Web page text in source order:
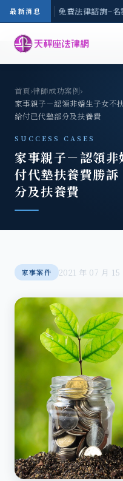
最新消息
-8/3(一) 現場免費法律諮詢~
首頁›律師成功案例›
家事親子－認領非婚生子女不
給付已代墊部分及扶養費
SUCCESS CASES
家事親子－認領
付代墊扶養費勝
分及扶養費
家事案件 2021 年 07 月 15